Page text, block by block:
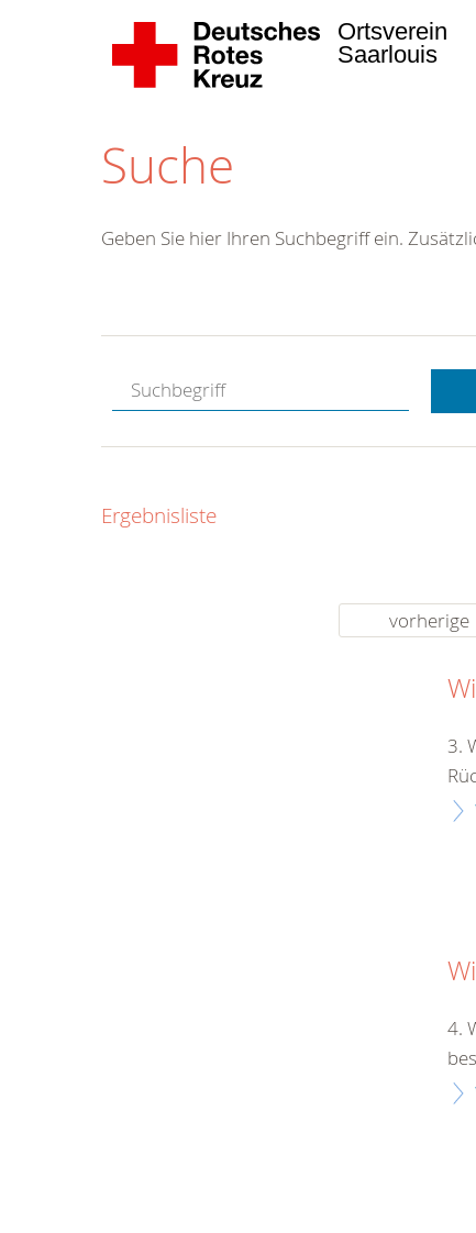
Ortsverein
Saarlouis
Suche
Hotline.
gerne.
rund
Geben Sie hier Ihren Suchbegriff ein.
Ergebnisliste
vorherige
3.
4.